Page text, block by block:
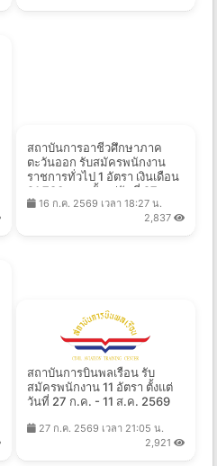
สถาบันการอาชีวศึกษาภาค
ตะวันออก รับสมัครพนักงาน
ราชการทั่วไป 1 อัตรา เงินเดือน
21,780 บาท ตั้งแต่วันที่ 27 ก.ค.
- 11 ส.ค. 2569
16 ก.ค. 2569 เวลา 18:27 น.
2,837
สถาบันการบินพลเรือน รับ
สมัครพนักงาน 11 อัตรา ตั้งแต่
วันที่ 27 ก.ค. - 11 ส.ค. 2569
27 ก.ค. 2569 เวลา 21:05 น.
2,921